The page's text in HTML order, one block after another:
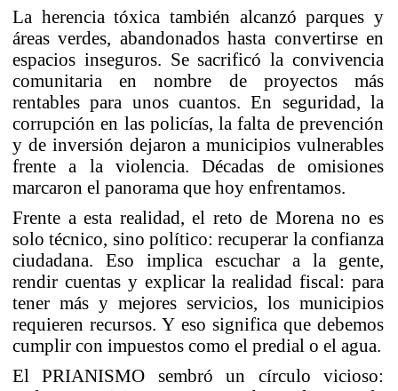
La herencia tóxica también alcanzó parques y
áreas verdes, abandonados hasta convertirse en
espacios inseguros. Se sacrificó la convivencia
comunitaria en nombre de proyectos más
rentables para unos cuantos. En seguridad, la
corrupción en las policías, la falta de prevención
y de inversión dejaron a municipios vulnerables
frente a la violencia. Décadas de omisiones
marcaron el panorama que hoy enfrentamos.
Frente a esta realidad, el reto de Morena no es
solo técnico, sino político: recuperar la confianza
ciudadana. Eso implica escuchar a la gente,
rendir cuentas y explicar la realidad fiscal: para
tener más y mejores servicios, los municipios
requieren recursos. Y eso significa que debemos
cumplir con impuestos como el predial o el agua.
El PRIANISMO sembró un círculo vicioso: